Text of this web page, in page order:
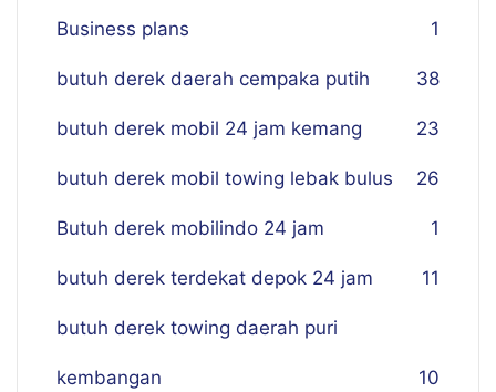
Business plans 1
butuh derek daerah cempaka putih 38
butuh derek mobil 24 jam kemang 23
butuh derek mobil towing lebak bulus 26
Butuh derek mobilindo 24 jam 1
butuh derek terdekat depok 24 jam 11
butuh derek towing daerah puri
kembangan 10